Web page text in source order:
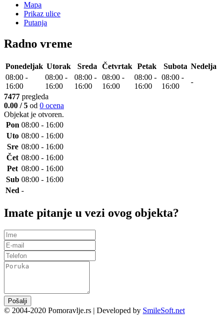
Mapa
Prikaz ulice
Putanja
Radno vreme
Ponedeljak Utorak Sreda Četvrtak Petak Subota Nedelja
08:00 -
16:00
08:00 -
16:00
08:00 -
16:00
08:00 -
16:00
08:00 -
16:00
08:00 -
16:00
-
7477 pregleda
0.00 / 5 od 0 ocena
Objekat je otvoren.
Pon 08:00 - 16:00
Uto 08:00 - 16:00
Sre 08:00 - 16:00
Čet 08:00 - 16:00
Pet 08:00 - 16:00
Sub 08:00 - 16:00
Ned -
Imate pitanje u vezi ovog objekta?
Pošalji
© 2004-2020 Pomoravlje.rs | Developed by SmileSoft.net